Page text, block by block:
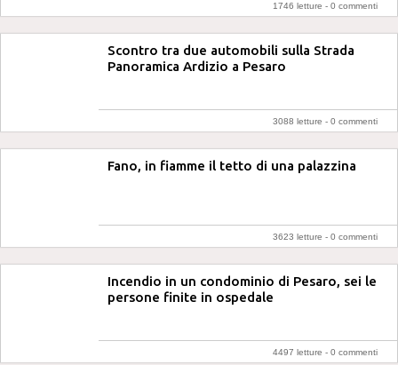
1746 letture - 0 commenti
Scontro tra due automobili sulla Strada
Panoramica Ardizio a Pesaro
3088 letture - 0 commenti
Fano, in fiamme il tetto di una palazzina
3623 letture - 0 commenti
Incendio in un condominio di Pesaro, sei le
persone finite in ospedale
4497 letture - 0 commenti